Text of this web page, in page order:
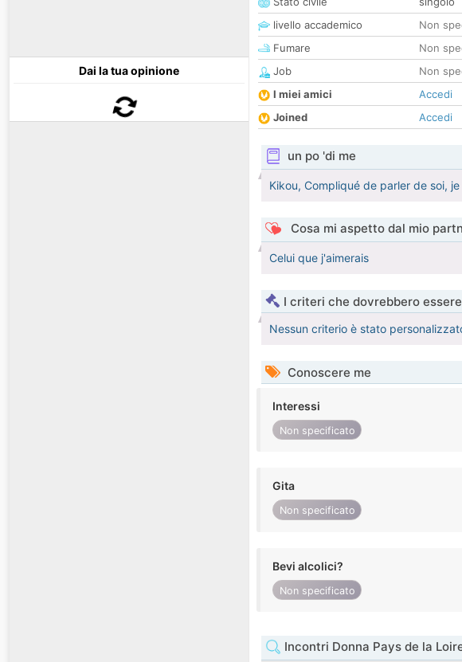
Dai la tua opinione
livello accademico
Non
Fumare
Non
Job
Non
I miei amici
Accedi
Joined
Accedi
un po 'di me
Kikou, Compliqué de parler de soi,
Cosa mi aspetto dal mio
Celui que j'aimerais
I criteri che dovrebbero
Nessun criterio è stato
Conoscere me
Interessi
Non specificato
Gita
Non specificato
Bevi alcolici?
Non specificato
Incontri Donna Pays de la